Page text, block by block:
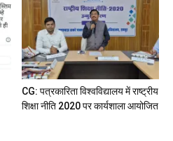
CG: पत्रकारिता विश्वविद्यालय में राष्ट्रीय
शिक्षा नीति 2020 पर कार्यशाला आयोजित